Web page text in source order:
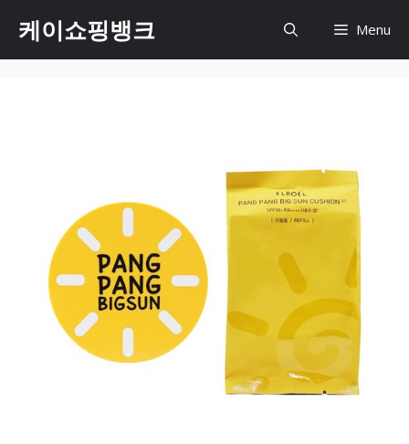
content
케이쇼핑뱅크 Menu